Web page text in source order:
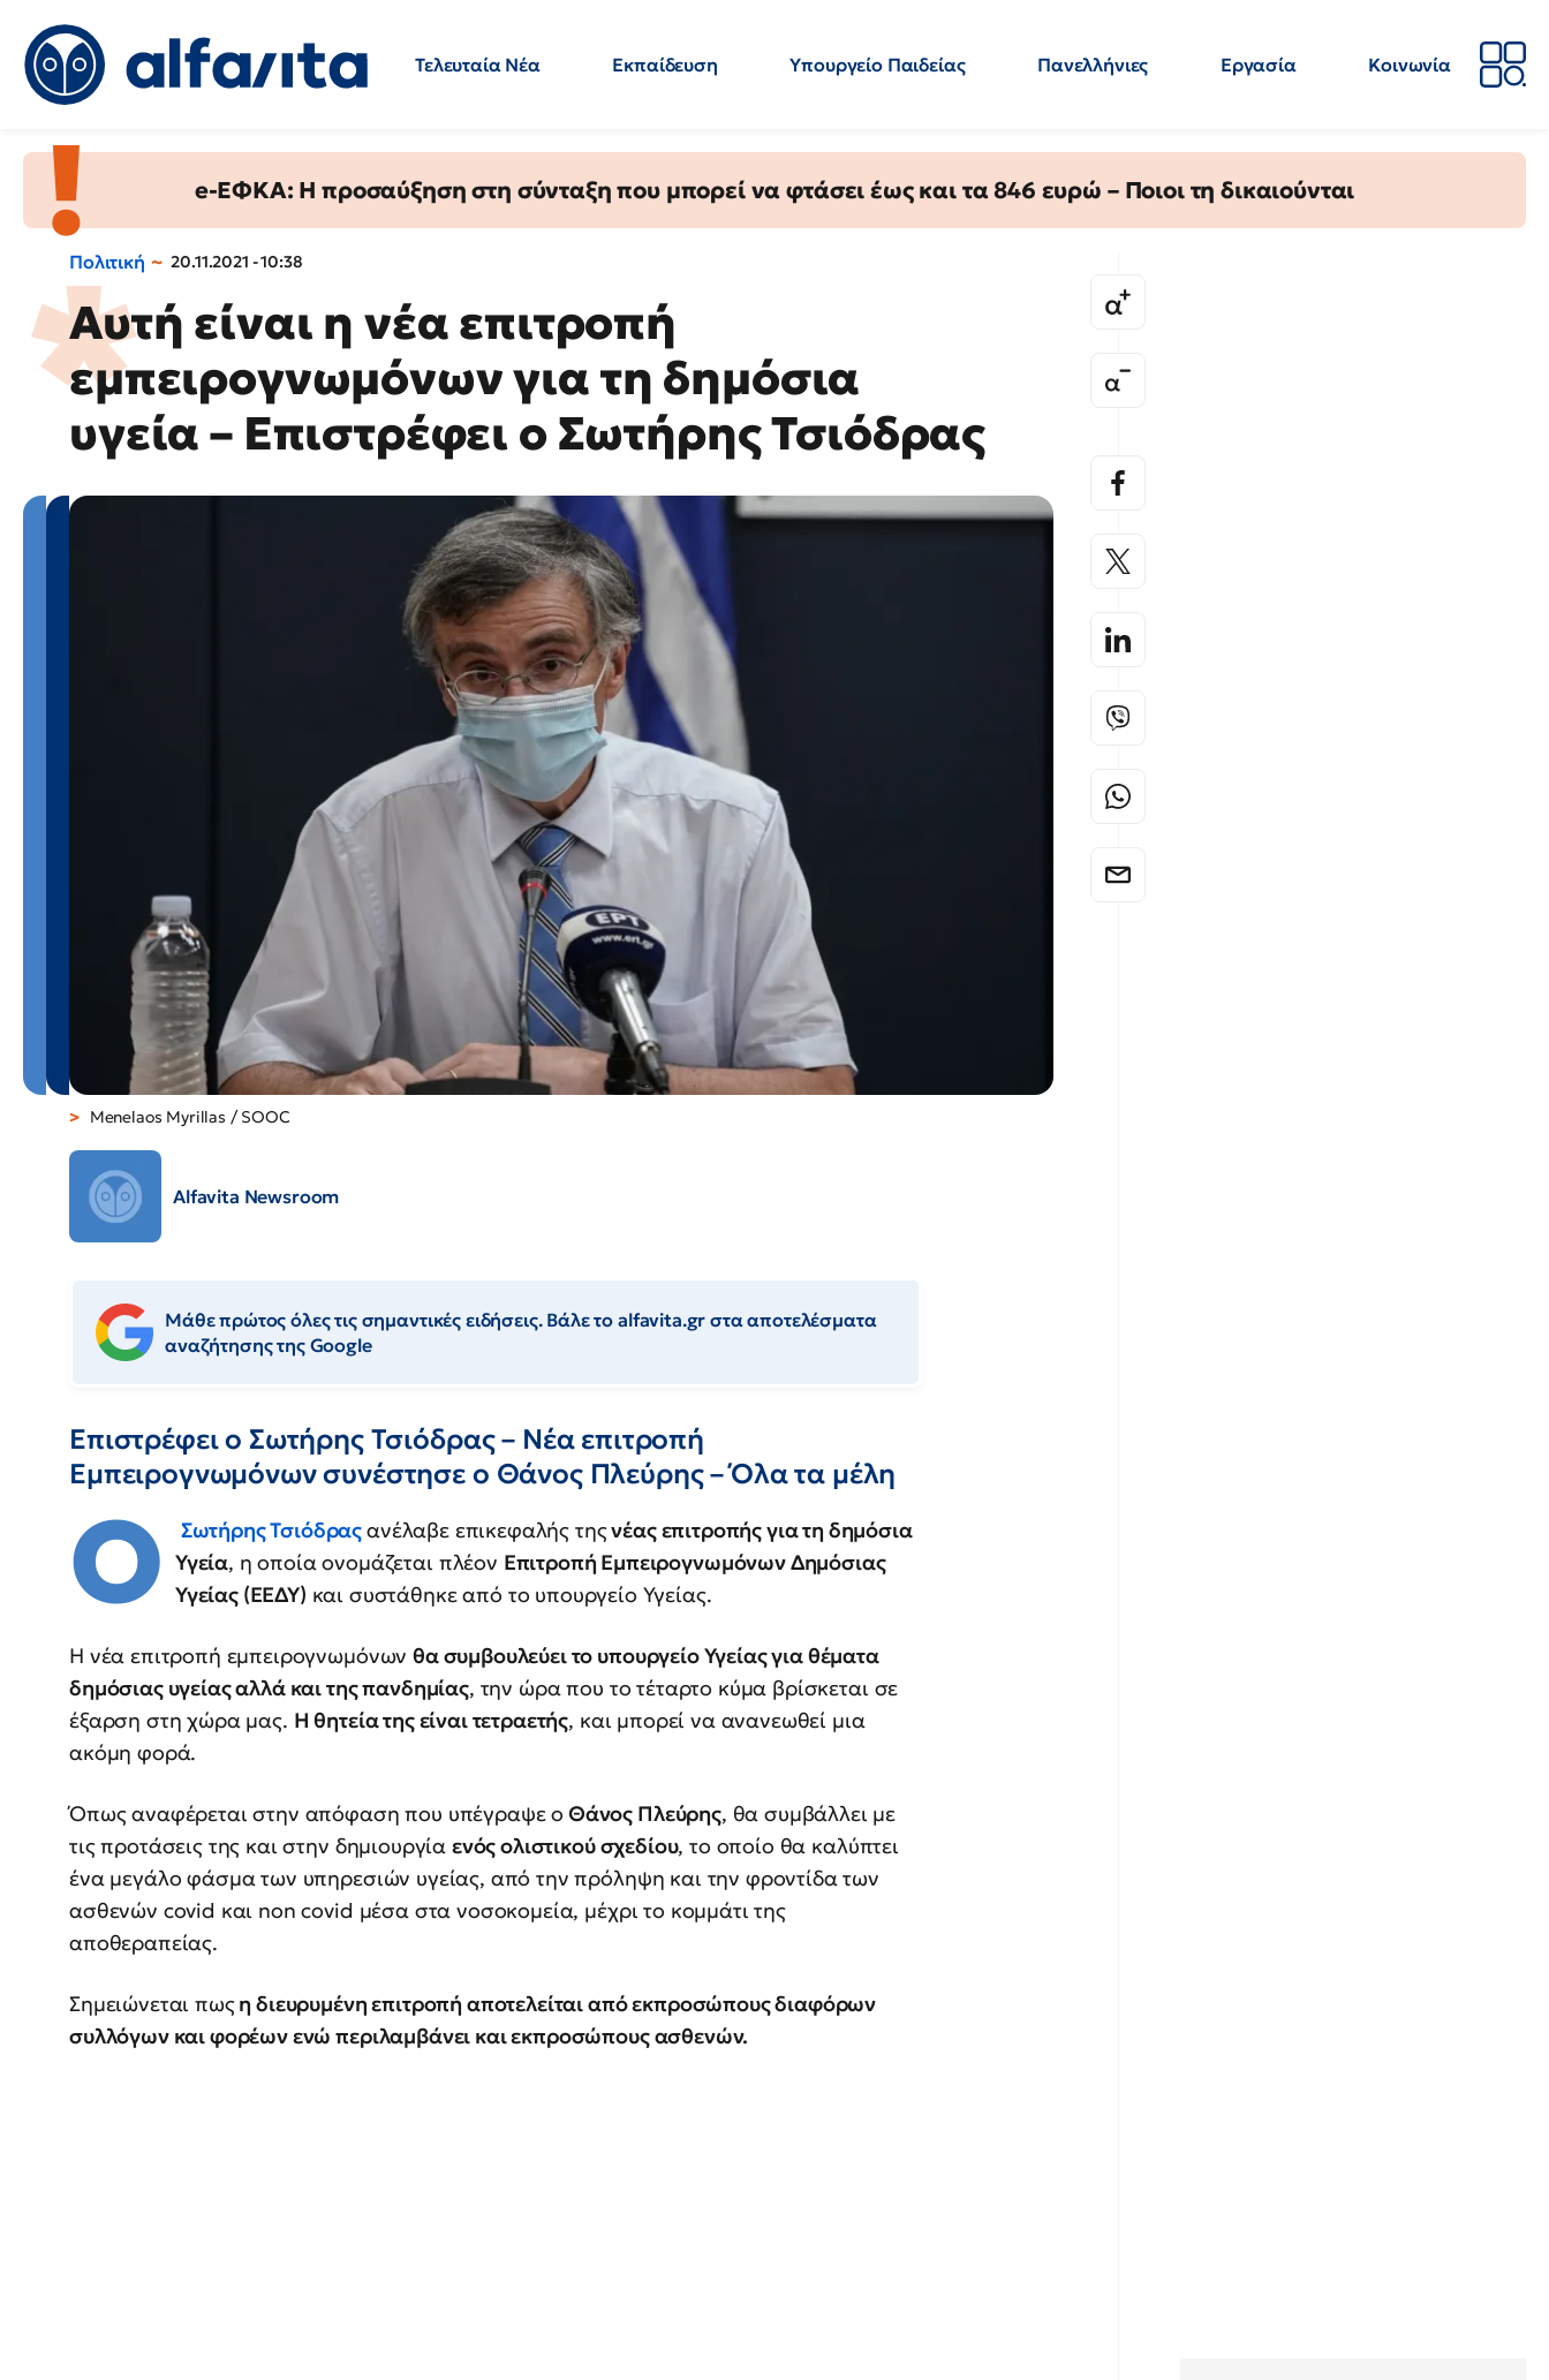
Τελευταία Νέα Εκπαίδευση Υπουργείο Παιδείας Πανελλήνιες Εργασία
Κοινωνία
e-ΕΦΚΑ: Η προσαύξηση στη σύνταξη που μπορεί να φτάσει έως και τα 846 ευρώ – Ποιοι τη δικαιούνται
Πολιτική 20.11.2021 - 10:38
Αυτή είναι η νέα επιτροπή
εμπειρογνωμόνων για τη δημόσια
υγεία – Επιστρέφει ο Σωτήρης Τσιόδρας
Menelaos Myrillas / SOOC
Alfavita Newsroom
Μάθε πρώτος όλες τις σημαντικές ειδήσεις. Βάλε το alfavita.gr στα αποτελέσματα
αναζήτησης της Google
Επιστρέφει ο Σωτήρης Τσιόδρας – Νέα επιτροπή
Εμπειρογνωμόνων συνέστησε ο Θάνος Πλεύρης – Όλα τα μέλη
Ο Σωτήρης Τσιόδραςανέλαβε επικεφαλής τηςνέας επιτροπής για τη δημόσια
Υγεία, η οποία ονομάζεται πλέον Επιτροπή Εμπειρογνωμόνων Δημόσιας
Υγείας (ΕΕΔΥ) και συστάθηκε από το υπουργείο Υγείας.
Η νέα επιτροπή εμπειρογνωμόνωνθα συμβουλεύει το υπουργείο Υγείας για θέματα
δημόσιας υγείας αλλά και της πανδημίας, την ώρα που το τέταρτο κύμα βρίσκεται σε
έξαρση στη χώρα μας. Η θητεία της είναι τετραετής, και μπορεί να ανανεωθεί μια
ακόμη φορά.
Όπως αναφέρεται στην απόφαση που υπέγραψε ο Θάνος Πλεύρης, θα συμβάλλει με
τις προτάσεις της και στην δημιουργία ενός ολιστικού σχεδίου, το οποίο θα καλύπτει
ένα μεγάλο φάσμα των υπηρεσιών υγείας, από την πρόληψη και την φροντίδα των
ασθενών covid και non covid μέσα στα νοσοκομεία, μέχρι το κομμάτι της
αποθεραπείας.
Σημειώνεται πωςη διευρυμένη επιτροπή αποτελείται από εκπροσώπους διαφόρων
συλλόγων και φορέων ενώ περιλαμβάνει και εκπροσώπους ασθενών.